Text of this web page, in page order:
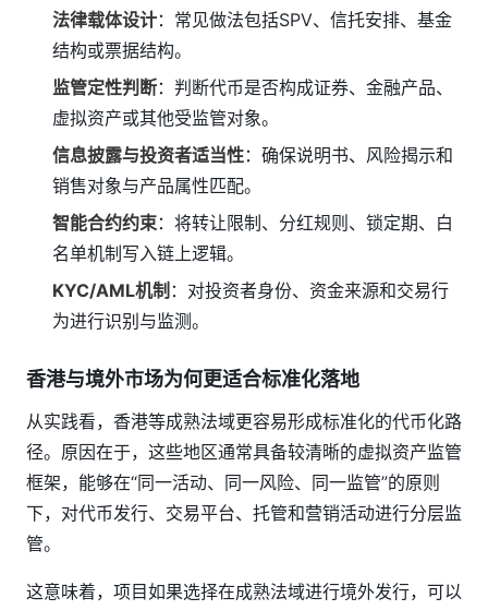
法律载体设计：常见做法包括SPV、信托安排、基金
结构或票据结构。
监管定性判断：判断代币是否构成证券、金融产品、
虚拟资产或其他受监管对象。
信息披露与投资者适当性：确保说明书、风险揭示和
销售对象与产品属性匹配。
智能合约约束：将转让限制、分红规则、锁定期、白
名单机制写入链上逻辑。
KYC/AML机制 ：对投资者身份、资金来源和交易行
为进行识别与监测。
香港与境外市场为何更适合标准化落地
从实践看，香港等成熟法域更容易形成标准化的代币化路
径。原因在于，这些地区通常具备较清晰的虚拟资产监管
框架，能够在“同一活动、同一风险、同一监管”的原则
下，对代币发行、交易平台、托管和营销活动进行分层监
管。
这意味着，项目如果选择在成熟法域进行境外发行，可以